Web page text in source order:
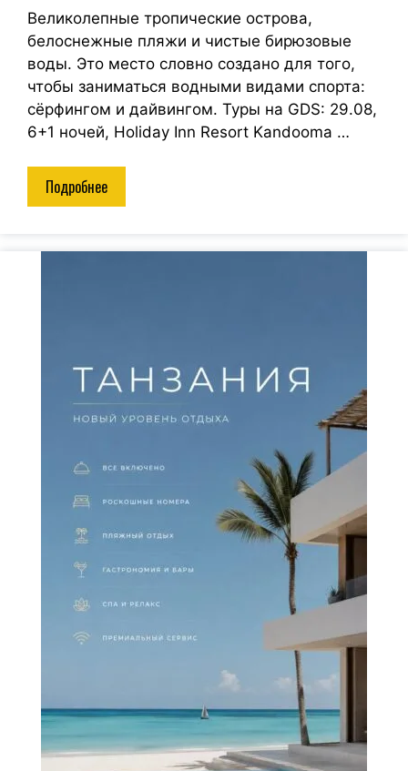
Великолепные тропические острова,
белоснежные пляжи и чистые бирюзовые
воды. Это место словно создано для того,
чтобы заниматься водными видами спорта:
сёрфингом и дайвингом. Туры на GDS: 29.08,
6+1 ночей, Holiday Inn Resort Kandooma …
Подробнее